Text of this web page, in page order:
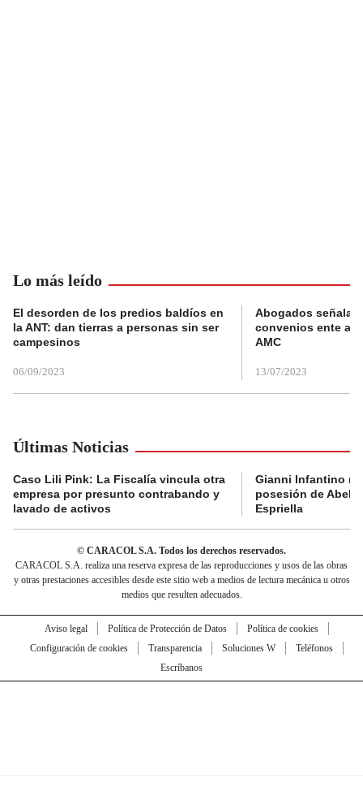
Lo más leído
El desorden de los predios baldíos en
la ANT: dan tierras a personas sin ser
campesinos
06/09/2023
Abogados
convenios ente
AMC
13/07/2023
Últimas Noticias
Caso Lili Pink: La Fiscalía vincula otra
empresa por presunto contrabando y
lavado de activos
Gianni Infantino
posesión de
Espriella
© CARACOL S.A. Todos los derechos reservados.
CARACOL S.A. realiza una reserva expresa de las reproducciones y usos de las obras
y otras prestaciones accesibles desde este sitio web a medios de lectura mecánica u otros
medios que resulten adecuados.
Aviso legal Política de Protección de Datos
Política de cookies
Configuración de cookies
Transparencia Soluciones W
Teléfonos
Escríbanos